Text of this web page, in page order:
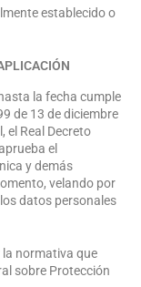
establecido o
la fecha cumple
de 13 de diciembre
el Real Decreto
el
y demás
velando por
datos personales
la normativa que
sobre Protección